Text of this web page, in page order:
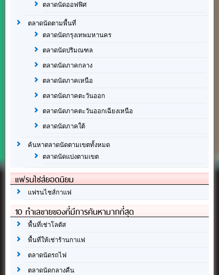
ตลาดนัดออฟฟิศ
ตลาดนัดตามพื้นที่
ตลาดนัดกรุงเทพมหานคร
ตลาดนัดปริมณฑล
ตลาดนัดภาคกลาง
ตลาดนัดภาคเหนือ
ตลาดนัดภาคตะวันออก
ตลาดนัดภาคตะวันออกเฉียงเหนือ
ตลาดนัดภาคใต้
ค้นหาตลาดนัดตามเขตทั้งหมด
ตลาดนัดแบ่งตามเขต
แฟรนไชส์ยอดนิยม
แฟรนไชส์กาแฟ
10 ทำเลขายของที่มีการค้นหามากที่สุด
พื้นที่เช่าโลตัส
พื้นที่ให้เช่าร้านกาแฟ
ตลาดนัดรถไฟ
ตลาดนัดกลางคืน